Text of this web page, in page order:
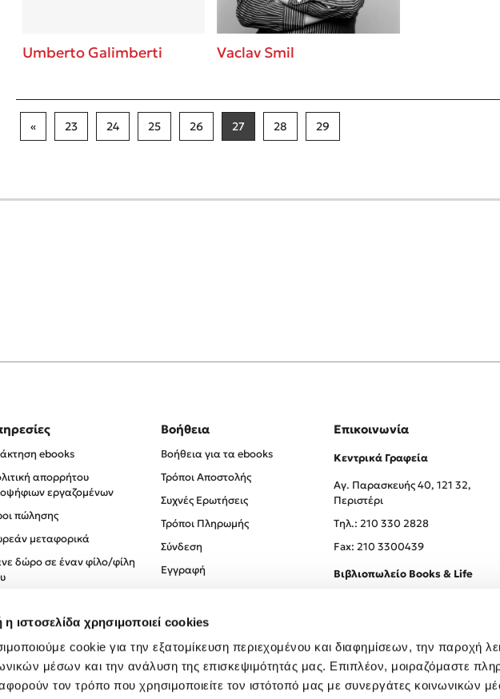
η ιστοσελίδα χρησιμοποιεί cookies
cookie για την εξατομίκευση περιεχομένου και διαφημίσεων, την παροχή
μέσων και την ανάλυση της επισκεψιμότητάς μας. Επιπλέον, μοιραζόμαστε
τον τρόπο που χρησιμοποιείτε τον ιστότοπό μας με συνεργάτες κοινωνικών
Umberto Galimberti Vaclav Smil
« 23 24 25 26 27 28 29
ebooks
απορρήτου
εργαζομένων
πώλησης
μεταφορικά
δώρο σε έναν φίλο/φίλη
Απορρήτου
χρήσης
Βοήθεια
Βοήθεια για τα ebooks
Τρόποι Αποστολής
Συχνές Ερωτήσεις
Τρόποι Πληρωμής
Σύνδεση
Εγγραφή
Επικοινωνία
Κεντρικά Γραφεία
Αγ. Παρασκευής 40, 121 32,
Περιστέρι
Tηλ.: 210 330 2828
Fax: 210 3300439
Βιβλιοπωλείο Books & Life